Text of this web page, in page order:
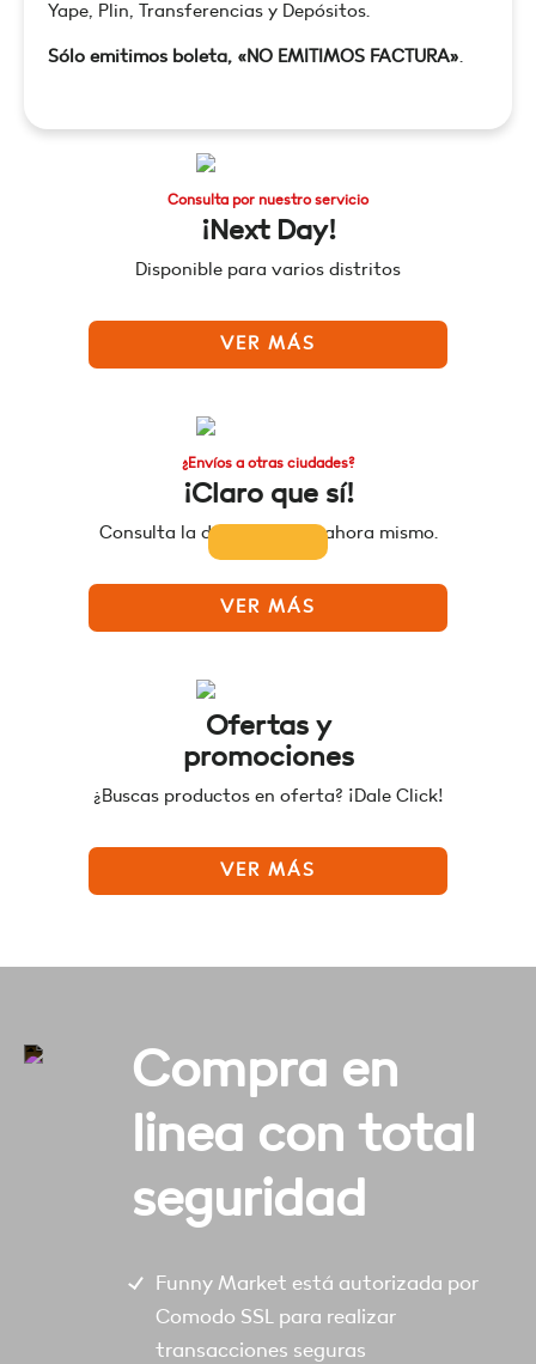
Yape, Plin, Transferencias y Depósitos.
Sólo emitimos boleta, «NO EMITIMOS FACTURA».
Consulta por nuestro servicio
¡Next Day!
Disponible para varios distritos
VER MÁS
¿Envíos a otras ciudades?
¡Claro que sí!
Consulta la disponibilidad ahora mismo.
VER MÁS
Ofertas y
promociones
¿Buscas productos en oferta? ¡Dale Click!
VER MÁS
Compra en
linea con total
seguridad
Funny Market está autorizada por
Comodo SSL para realizar
transacciones seguras